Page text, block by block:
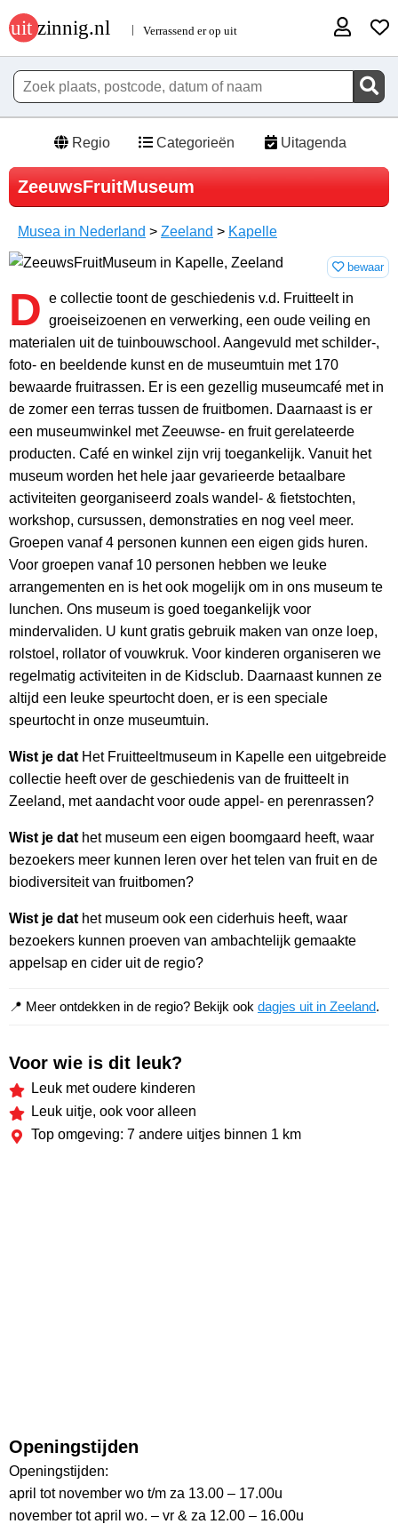
Regio Categorieën Uitagenda
ZeeuwsFruitMuseum
Musea in Nederland > Zeeland > Kapelle
bewaar
D e collectie toont de geschiedenis v.d. Fruitteelt in
groeiseizoenen en verwerking, een oude veiling en
materialen uit de tuinbouwschool. Aangevuld met schilder-,
foto- en beeldende kunst en de museumtuin met 170
bewaarde fruitrassen. Er is een gezellig museumcafé met in
de zomer een terras tussen de fruitbomen. Daarnaast is er
een museumwinkel met Zeeuwse- en fruit gerelateerde
producten. Café en winkel zijn vrij toegankelijk. Vanuit het
museum worden het hele jaar gevarieerde betaalbare
activiteiten georganiseerd zoals wandel- & fietstochten,
workshop, cursussen, demonstraties en nog veel meer.
Groepen vanaf 4 personen kunnen een eigen gids huren.
Voor groepen vanaf 10 personen hebben we leuke
arrangementen en is het ook mogelijk om in ons museum te
lunchen. Ons museum is goed toegankelijk voor
mindervaliden. U kunt gratis gebruik maken van onze loep,
rolstoel, rollator of vouwkruk. Voor kinderen organiseren we
regelmatig activiteiten in de Kidsclub. Daarnaast kunnen ze
altijd een leuke speurtocht doen, er is een speciale
speurtocht in onze museumtuin.
Wist je dat Het Fruitteeltmuseum in Kapelle een uitgebreide
collectie heeft over de geschiedenis van de fruitteelt in
Zeeland, met aandacht voor oude appel- en perenrassen?
Wist je dat het museum een eigen boomgaard heeft, waar
bezoekers meer kunnen leren over het telen van fruit en de
biodiversiteit van fruitbomen?
Wist je dat het museum ook een ciderhuis heeft, waar
bezoekers kunnen proeven van ambachtelijk gemaakte
appelsap en cider uit de regio?
📍 Meer ontdekken in de regio? Bekijk ook dagjes uit in Zeeland.
Voor wie is dit leuk?
Leuk met oudere kinderen
Leuk uitje, ook voor alleen
Top omgeving: 7 andere uitjes binnen 1 km
Openingstijden
Openingstijden:
april tot november wo t/m za 13.00 – 17.00u
november tot april wo. – vr & za 12.00 – 16.00u